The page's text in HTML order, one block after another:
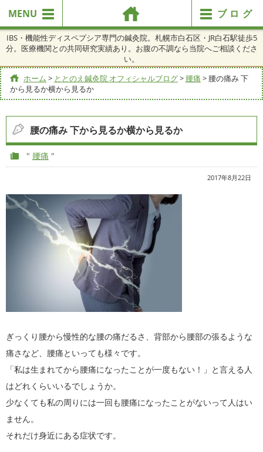
MENU ブログ
IBS・機能性ディスペプシア専門の鍼灸院。札幌市白石区・JR白石駅徒歩5
分。医療機関との共同研究実績あり。お腹の不調なら当院へご相談くださ
い。
ホーム > ととのえ鍼灸院 オフィシャルブログ> 腰痛 > 腰の痛み 下
から見るか横から見るか
腰の痛み 下から見るか横から見るか
" 腰痛 "
2017年8月22日
ぎっくり腰から慢性的な腰の痛だるさ、背部から腰部の張るような
痛さなど、腰痛といっても様々です。
「私は生まれてから腰痛になったことが一度もない！」と言える人
はどれくらいいるでしょうか。
少なくても私の周りには一回も腰痛になったことがないって人はい
ません。
それだけ身近にある症状です。